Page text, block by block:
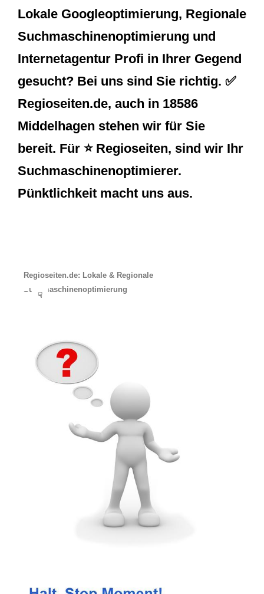
Lokale Googleoptimierung, Regionale
Suchmaschinenoptimierung und
Internetagentur Profi in Ihrer Gegend
gesucht? Bei uns sind Sie richtig. ✅
Regioseiten.de, auch in 18586
Middelhagen stehen wir für Sie
bereit. Für ⭐ Regioseiten, sind wir Ihr
Suchmaschinenoptimierer.
Pünktlichkeit macht uns aus.
Regioseiten.de: Lokale & Regionale
Suchmaschinenoptimierung
☟